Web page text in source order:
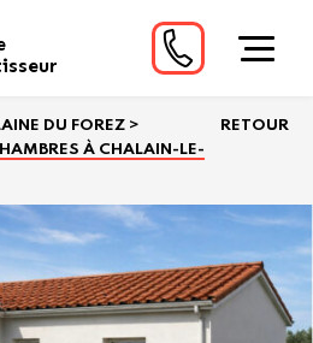
DU FOREZ >
À CHALAIN-LE-
RETOUR